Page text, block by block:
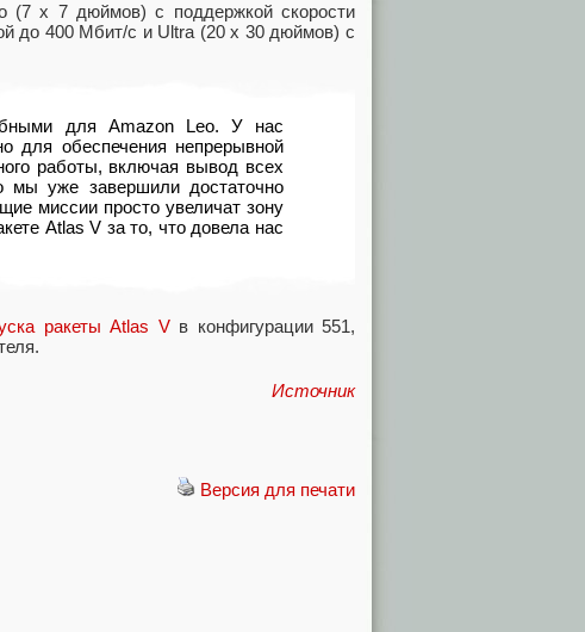
(7 x 7 дюймов) с поддержкой скорости
до 400 Мбит/с и Ultra (20 x 30 дюймов) с
для Amazon Leo. У нас
для обеспечения непрерывной
работы, включая вывод всех
мы уже завершили достаточно
миссии просто увеличат зону
Atlas V за то, что довела нас
ракеты Atlas Vв конфигурации 551,
Источник
Версия для печати